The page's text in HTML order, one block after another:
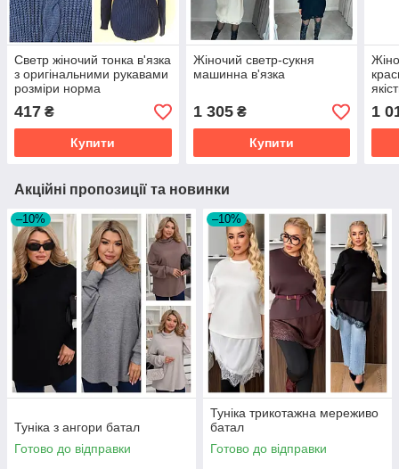
Светр жіночий тонка в'язка
з оригінальними рукавами
розміри норма
417 ₴
Купити
Жіночий светр-сукня
машинна в'язка
1 305₴
Купити
1
Акційні пропозиції та новинки
–10%
Туніка з ангори батал
Готово до відправки
–10%
Туніка трикотажна мереживо
батал
Готово до відправки